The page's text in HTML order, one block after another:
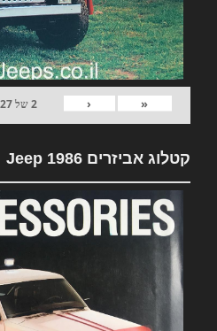
«
‹
2של27
קטלוג אביזרים Jeep 1986